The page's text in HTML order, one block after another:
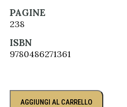
PAGINE
238
ISBN
9780486271361
AGGIUNGI AL CARRELLO